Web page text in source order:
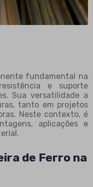
fundamental na
e suporte
Sua versatilidade a
tanto em projetos
Neste contexto, é
aplicações e
de Ferro na